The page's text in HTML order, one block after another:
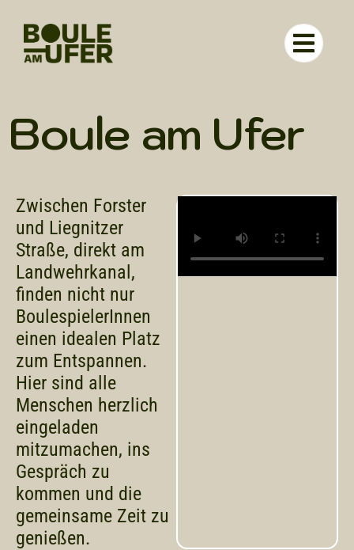
Boule am Ufer
Zwischen Forster
und Liegnitzer
Straße, direkt am
Landwehrkanal,
finden nicht nur
BoulespielerInnen
einen idealen Platz
zum Entspannen.
Hier sind alle
Menschen herzlich
eingeladen
mitzumachen, ins
Gespräch zu
kommen und die
gemeinsame Zeit zu
genießen.